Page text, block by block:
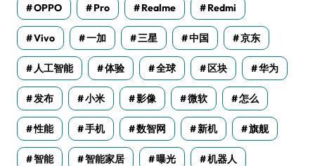
OPPO Pro Realme Redmi
Vivo 一加 三星 中国 京东
人工智能 体验 全球 区块 华为
发布 小米 影像 微软 怎么
性能 手机 数智网 新机 旗舰
智能 智能家居 曝光 机器人